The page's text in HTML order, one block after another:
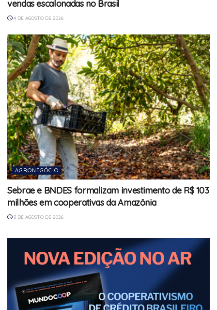
vendas escalonadas no Brasil
4 DE AGOSTO DE 2026
AGRONEGÓCIO
Sebrae e BNDES formalizam investimento de R$ 103
milhões em cooperativas da Amazônia
3 DE AGOSTO DE 2026